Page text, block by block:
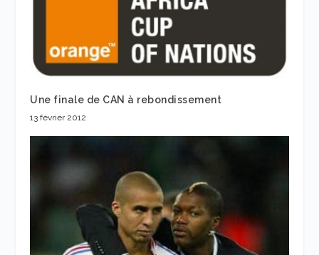
Une finale de CAN à rebondissement
13 février 2012